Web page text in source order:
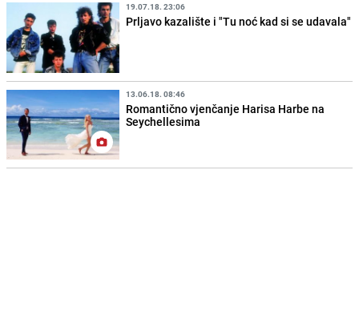
19.07.18. 23:06
Prljavo kazalište i "Tu noć kad si se udavala"
13.06.18. 08:46
Romantično vjenčanje Harisa Harbe na
Seychellesima